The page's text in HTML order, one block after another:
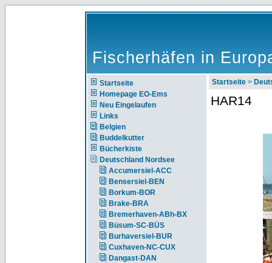
Fischerhäfen in
Startseite
Homepage EO-Ems
Neu Eingelaufen
Links
Belgien
Buddelkutter
Bücherkiste
Deutschland Nordsee
Accumersiel-ACC
Bensersiel-BEN
Borkum-BOR
Brake-BRA
Bremerhaven-ABh-BX
Büsum-SC-BÜS
Burhaversiel-BUR
Cuxhaven-NC-CUX
Dangast-DAN
Startseite >
HAR14